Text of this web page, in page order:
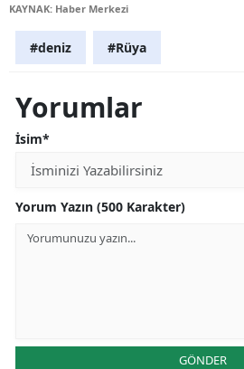
KAYNAK: Haber Merkezi
#deniz #Rüya
Yorumlar
İsim*
Yorum Yazın (500 Karakter)
GÖNDER